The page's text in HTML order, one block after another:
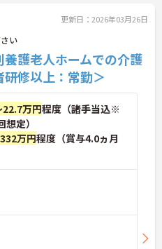
更新日：2026年03月26日
い
養護老人ホームでの介護
修以上：常勤＞
万円程度（諸手当込※
定）
万円程度（賞与4.0ヵ月